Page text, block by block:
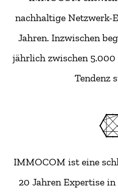
nachhaltige Netzwerk-
Jahren. Inzwischen
jährlich zwischen
Tendenz
IMMOCOM ist eine
20 Jahren Expertise